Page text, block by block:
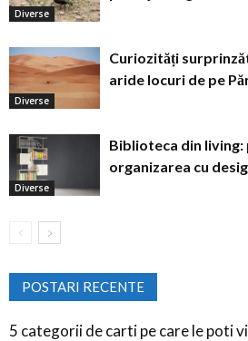
Diverse
Diverse
Curiozități
aride locuri de pe
Diverse
Biblioteca din living:
organizarea cu
POSTARI RECENTE
5 categorii de carti pe care le poti